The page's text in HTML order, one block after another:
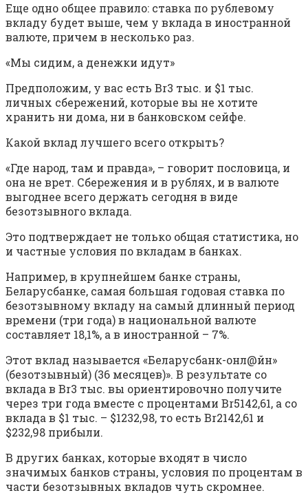
Еще одно общее правило: ставка по рублевому
вкладу будет выше, чем у вклада в иностранной
валюте, причем в несколько раз.
«Мы сидим, а денежки идут»
Предположим, у вас есть Br3 тыс. и $1 тыс.
личных сбережений, которые вы не хотите
хранить ни дома, ни в банковском сейфе.
Какой вклад лучшего всего открыть?
«Где народ, там и правда», – говорит пословица, и
она не врет. Сбережения и в рублях, и в валюте
выгоднее всего держать сегодня в виде
безотзывного вклада.
Это подтверждает не только общая статистика, но
и частные условия по вкладам в банках.
Например, в крупнейшем банке страны,
Беларусбанке, самая большая годовая ставка по
безотзывному вкладу на самый длинный период
времени (три года) в национальной валюте
составляет 18,1%, а в иностранной – 7%.
Этот вклад называется «Беларусбанк-онл@йн»
(безотзывный) (36 месяцев)». В результате со
вклада в Br3 тыс. вы ориентировочно получите
через три года вместе с процентами Br5142,61, а со
вклада в $1 тыс. – $1232,98, то есть Br2142,61 и
$232,98 прибыли.
В других банках, которые входят в число
значимых банков страны, условия по процентам в
части безотзывных вкладов чуть скромнее.